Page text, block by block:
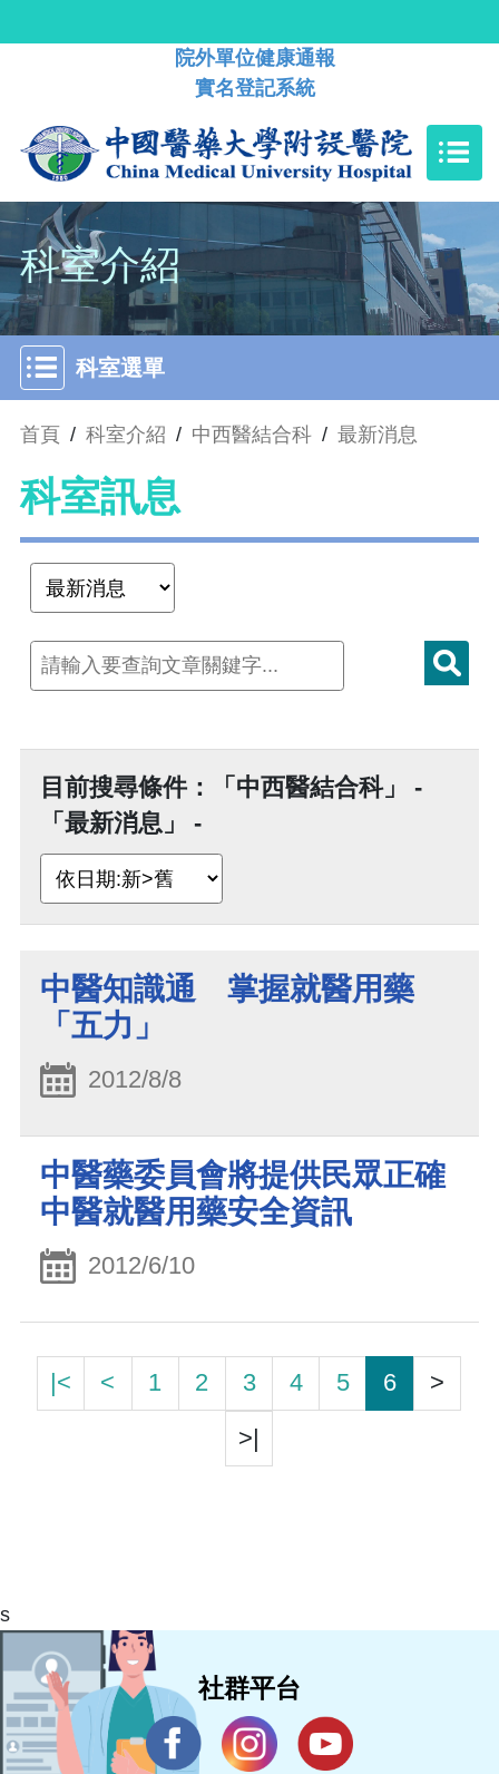
院外單位健康通報
實名登記系統
科室介紹
科室選單
首頁 / 科室介紹 / 中西醫結合科 / 最新消息
科室訊息
目前搜尋條件：「中西醫結合科」 -
「最新消息」 -
中醫知識通 掌握就醫用藥
「五力」
2012/8/8
中醫藥委員會將提供民眾正確
中醫就醫用藥安全資訊
2012/6/10
|< < 1 2 3 4 5 6
>
>|
s
社群平台